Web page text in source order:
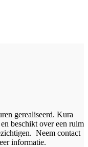
gerealiseerd. Kura
beschikt over een ruim
Neem contact
informatie.